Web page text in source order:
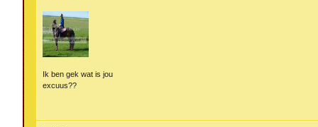
Ik ben gek wat is jou
excuus??